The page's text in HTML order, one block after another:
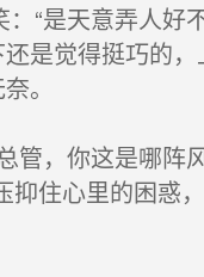
“是天意弄人好
是觉得挺巧的
。
管，你这是哪阵
抑住心里的困惑